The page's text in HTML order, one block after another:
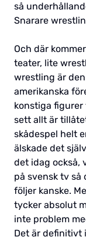
så
Snarare
Och där
teater, lite
wrestling är
amerikanska
konstiga
sett allt är
skådespel helt
älskade det
det idag också,
på svensk tv så
följer kanske.
tycker absolut
inte problem
Det är definitivt